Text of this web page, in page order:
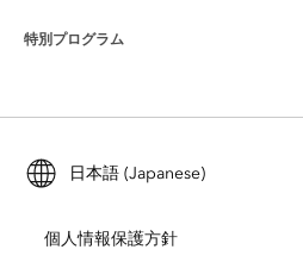
ユーザー調査およびテスト
Esri Young Professionals Network
ロケーション インテリジェンス
トレーニング
ArcUser
ArcNews
Esri について
採用情報
オープンビジョン
特別プログラム
ArcGIS for Student Use
自然保護
日本語 (Japanese)
個人情報保護方針